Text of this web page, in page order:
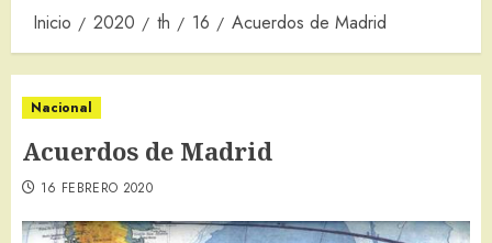
Inicio 2020 th 16 Acuerdos de Madrid
Nacional
Acuerdos de Madrid
16 FEBRERO 2020